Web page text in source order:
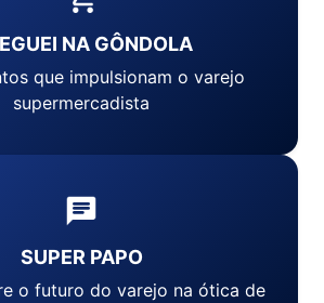
NA GÔNDOLA
que impulsionam o varejo
supermercadista
SUPER PAPO
o futuro do varejo na ótica de